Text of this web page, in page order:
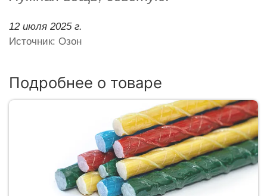
12 июля 2025 г.
Источник: Озон
Подробнее о товаре